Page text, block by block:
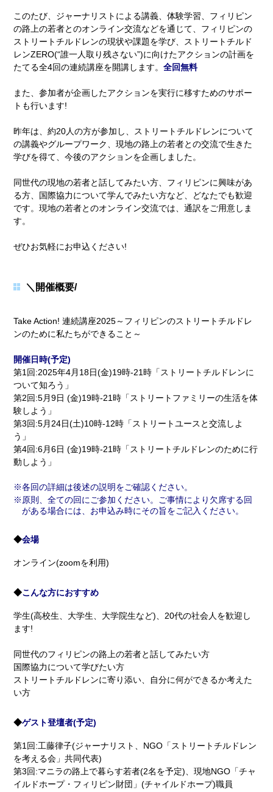
このたび、ジャーナリストによる講義、体験学習、フィリピン
の路上の若者とのオンライン交流などを通じて、フィリピンの
ストリートチルドレンの現状や課題を学び、ストリートチルド
レンZERO(“誰一人取り残さない”)に向けたアクションの計画を
たてる全4回の連続講座を開講します。全回無料
また、参加者が企画したアクションを実行に移すためのサポー
トも行います!
昨年は、約20人の方が参加し、ストリートチルドレンについて
の講義やグループワーク、現地の路上の若者との交流で生きた
学びを得て、今後のアクションを企画しました。
同世代の現地の若者と話してみたい方、フィリピンに興味があ
る方、国際協力について学んでみたい方など、どなたでも歓迎
です。現地の若者とのオンライン交流では、通訳をご用意しま
す。
ぜひお気軽にお申込ください!
＼開催概要/
Take Action! 連続講座2025～フィリピンのストリートチルドレ
ンのために私たちができること～
開催日時(予定)
第1回:2025年4月18日(金)19時-21時「ストリートチルドレンに
ついて知ろう」
第2回:5月9日 (金)19時-21時「ストリートファミリーの生活を体
験しよう」
第3回:5月24日(土)10時-12時「ストリートユースと交流しよ
う」
第4回:6月6日 (金)19時-21時「ストリートチルドレンのために行
動しよう」
各回の詳細は後述の説明をご確認ください。
原則、全ての回にご参加ください。ご事情により欠席する回
がある場合には、お申込み時にその旨をご記入ください。
◆会場
オンライン(zoomを利用)
◆こんな方におすすめ
学生(高校生、大学生、大学院生など)、20代の社会人を歓迎し
ます!
同世代のフィリピンの路上の若者と話してみたい方
国際協力について学びたい方
ストリートチルドレンに寄り添い、自分に何ができるか考えた
い方
◆ゲスト登壇者(予定)
第1回:工藤律子(ジャーナリスト、NGO「ストリートチルドレン
を考える会」共同代表)
第3回:マニラの路上で暮らす若者(2名を予定)、現地NGO「チャ
イルドホープ・フィリピン財団」(チャイルドホープ)職員